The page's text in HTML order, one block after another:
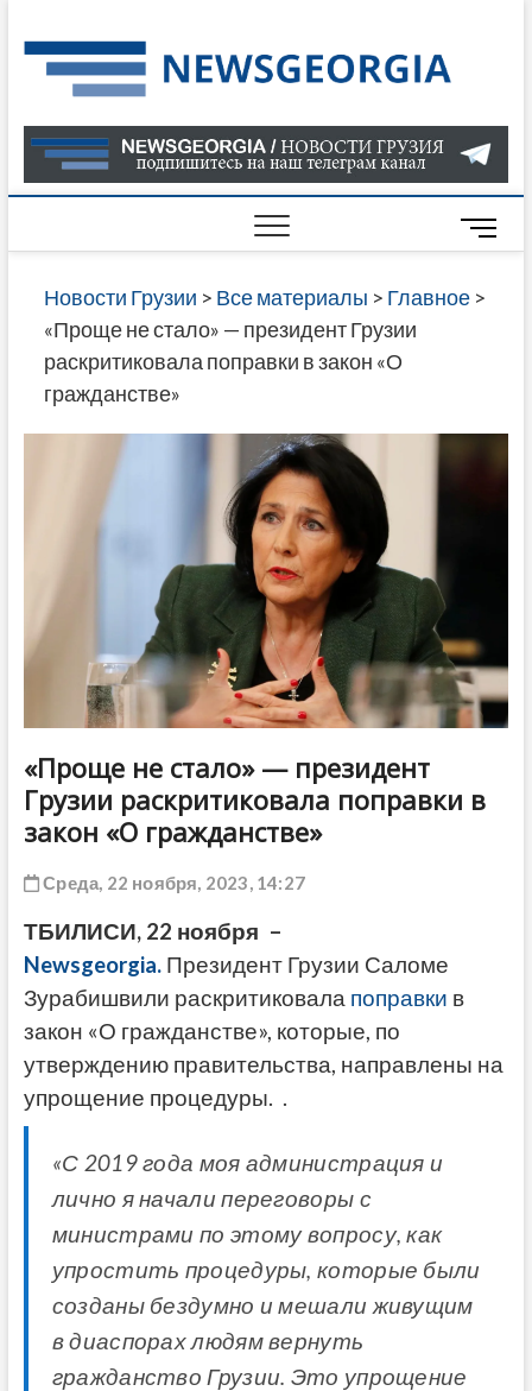
to
content
О
В
ГРУЗИИ
САЙТЕ
M
e
n
Новости Грузии > Все материалы > Главное>
«Проще не стало» — президент Грузии
раскритиковала поправки в закон «О
гражданстве»
«Проще не стало» — президент
Грузии раскритиковала поправки в
закон «О гражданстве»
Среда, 22 ноября, 2023, 14:27
ТБИЛИСИ, 22 ноября –
Newsgeorgia. Президент Грузии Саломе
Зурабишвили раскритиковала поправки в
закон «О гражданстве», которые, по
утверждению правительства, направлены на
упрощение процедуры. .
«С 2019 года моя администрация и
лично я начали переговоры с
министрами по этому вопросу, как
упростить процедуры, которые были
созданы бездумно и мешали живущим
в диаспорах людям вернуть
гражданство Грузии. Это упрощение